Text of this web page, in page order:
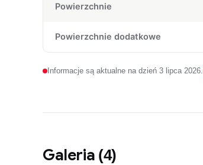
Powierzchnie
Powierzchnie dodatkowe
Informacje są aktualne na dzień 3 lipca 2026.
Galeria (4)